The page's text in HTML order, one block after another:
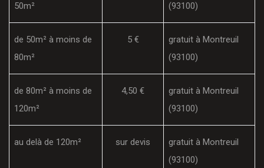
50m² (93100)
de 50m² à moins de
80m²
5 €
gratuit à Montreuil
(93100)
de 80m² à moins de
120m²
4,50 €
gratuit à Montreuil
(93100)
au delà de 120m² sur devis
gratuit à Montreuil
(93100)